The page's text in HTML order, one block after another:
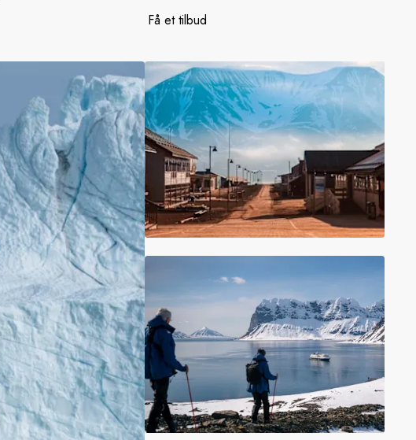
Frankrig
Danmark
Norge
Få et tilbud